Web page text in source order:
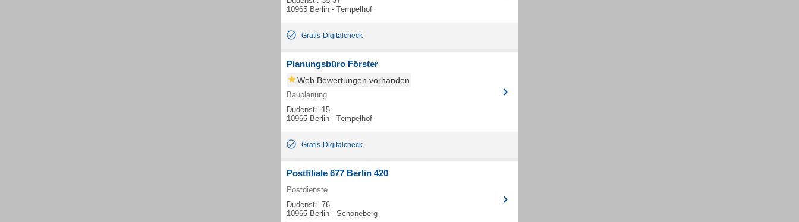
10965 Berlin - Tempelhof
Gratis-Digitalcheck
Planungsbüro Förster
Web Bewertungen vorhanden
Bauplanung
Dudenstr. 15
10965 Berlin - Tempelhof
Gratis-Digitalcheck
Postfiliale 677 Berlin 420
Postdienste
Dudenstr. 76
10965 Berlin - Schöneberg